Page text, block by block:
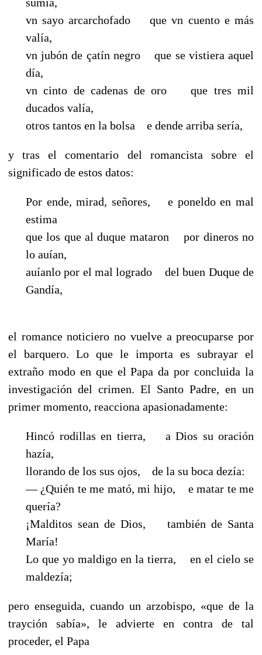
vn sayo arcarchofado que vn cuento e más
valía,
vn jubón de çatín negro que se vistiera aquel
día,
vn cinto de cadenas de oro que tres mil
ducados valía,
otros tantos en la bolsa e dende arriba sería,
y tras el comentario del romancista sobre el
significado de estos datos:
Por ende, mirad, señores, e poneldo en mal
estima
que los que al duque mataron por dineros no
lo auían,
auíanlo por el mal logrado del buen Duque de
Gandía,
el romance noticiero no vuelve a preocuparse por
el barquero. Lo que le importa es subrayar el
extraño modo en que el Papa da por concluida la
investigación del crimen. El Santo Padre, en un
primer momento, reacciona apasionadamente:
Hincó rodillas en tierra, a Dios su oración
hazía,
llorando de los sus ojos, de la su boca dezía:
— ¿Quién te me mató, mi hijo, e matar te me
quería?
¡Malditos sean de Dios, también de Santa
María!
Lo que yo maldigo en la tierra, en el cielo se
maldezía;
pero enseguida, cuando un arzobispo, «que de la
trayción sabía», le advierte en contra de tal
proceder, el Papa